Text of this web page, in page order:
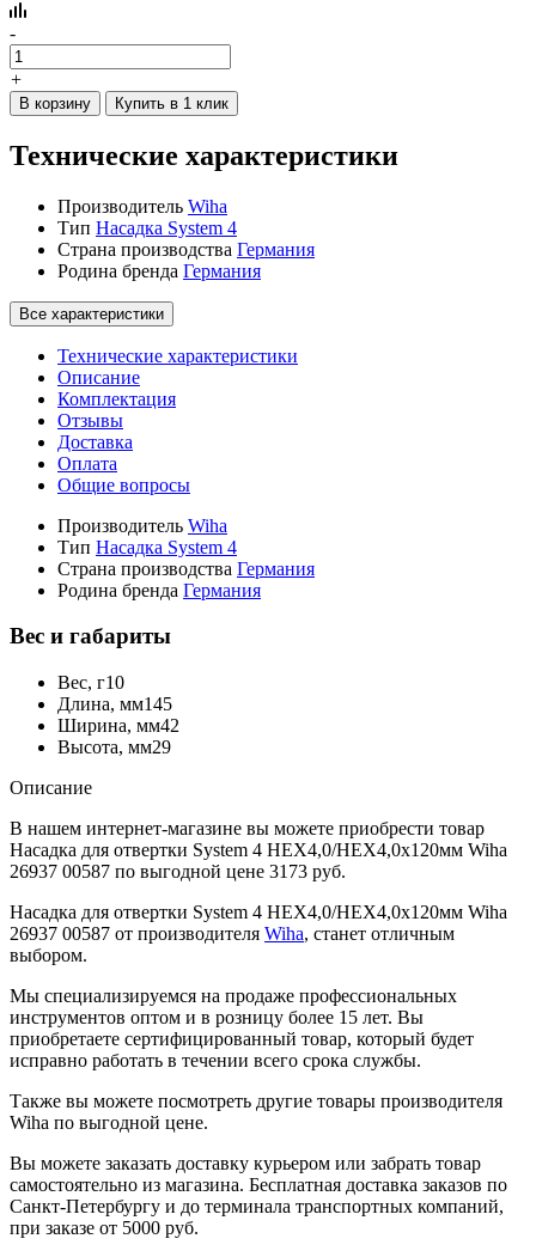
-
+
В корзину Купить в 1 клик
Технические характеристики
Производитель Wiha
Тип Насадка System 4
Страна производства Германия
Родина бренда Германия
Все характеристики
Технические характеристики
Описание
Комплектация
Отзывы
Доставка
Оплата
Общие вопросы
Производитель Wiha
Тип Насадка System 4
Страна производства Германия
Родина бренда Германия
Вес и габариты
Вес, г10
Длина, мм145
Ширина, мм42
Высота, мм29
Описание
В нашем интернет-магазине вы можете приобрести товар
Насадка для отвертки System 4 HEX4,0/HEX4,0x120мм Wiha
26937 00587 по выгодной цене 3173 руб.
Насадка для отвертки System 4 HEX4,0/HEX4,0x120мм Wiha
26937 00587 от производителя Wiha, станет отличным
выбором.
Мы специализируемся на продаже профессиональных
инструментов оптом и в розницу более 15 лет. Вы
приобретаете сертифицированный товар, который будет
исправно работать в течении всего срока службы.
Также вы можете посмотреть другие товары производителя
Wiha по выгодной цене.
Вы можете заказать доставку курьером или забрать товар
самостоятельно из магазина. Бесплатная доставка заказов по
Санкт-Петербургу и до терминала транспортных компаний,
при заказе от 5000 руб.